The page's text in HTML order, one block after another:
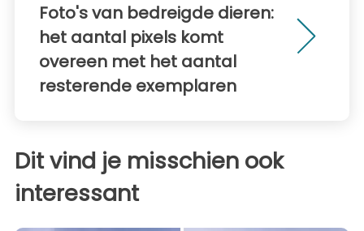
Foto's van bedreigde dieren:
het aantal pixels komt
overeen met het aantal
resterende exemplaren
Dit vind je misschien ook
interessant